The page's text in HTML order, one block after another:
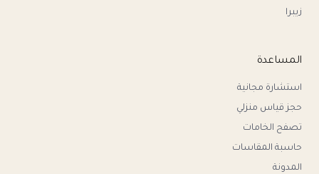
زيبرا
المساعدة
استشارة مجانية
حجز قياس منزلي
تصفح الخامات
حاسبة المقاسات
المدونة